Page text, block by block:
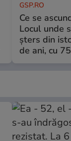
GSP.RO
Ce se
Locul unde
șters din
de ani, cu